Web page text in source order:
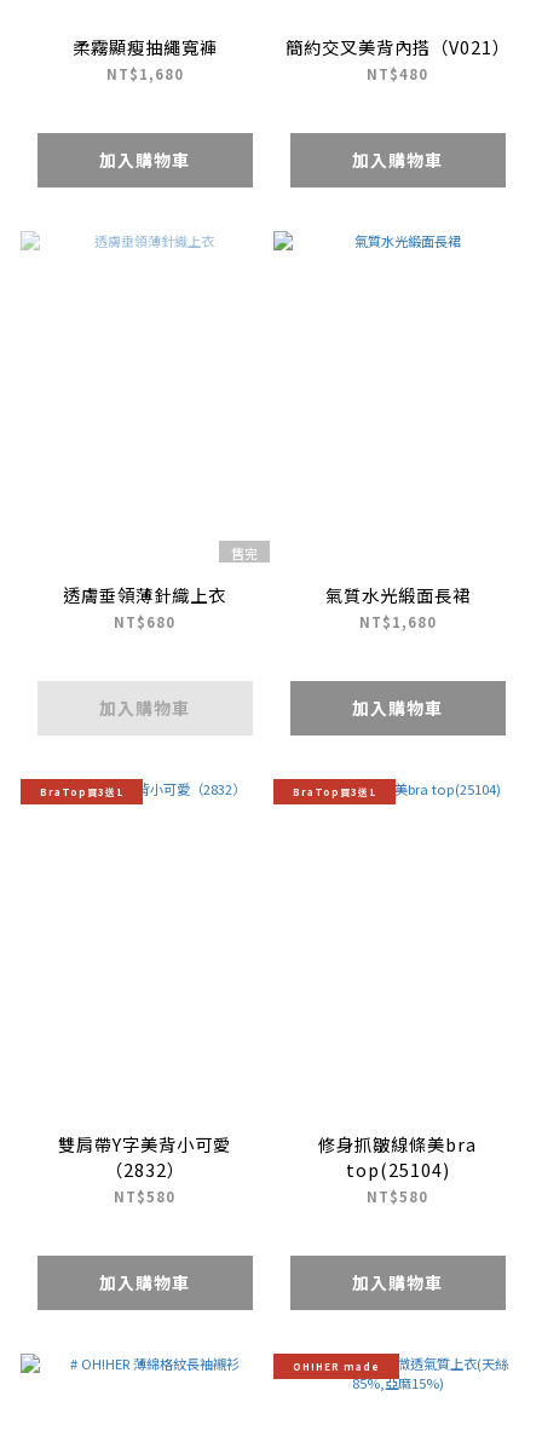
柔霧顯瘦抽繩寬褲
NT$1,680
加入購物車
簡約交叉美背內搭（V021）
NT$480
加入購物車
售完
透膚垂領薄針織上衣
NT$680
加入購物車
氣質水光緞面長裙
NT$1,680
加入購物車
BraTop買3送1
雙肩帶Y字美背小可愛
（2832）
NT$580
加入購物車
BraTop買3送1
修身抓皺線條美bra
top(25104)
NT$580
加入購物車
OH!HER made